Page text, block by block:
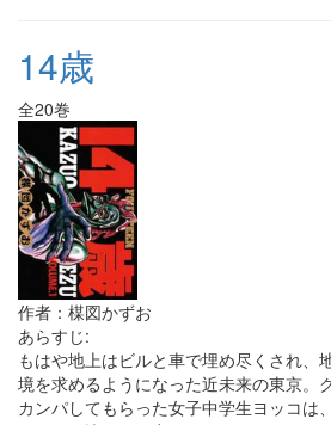
14歳
全20巻
作者：楳図かずお
あらすじ:
もはや地上はビルと車で埋め尽くされ、
境を求めるようになった近未来の東京。
カンパしてもらった女子中学生ヨッコは